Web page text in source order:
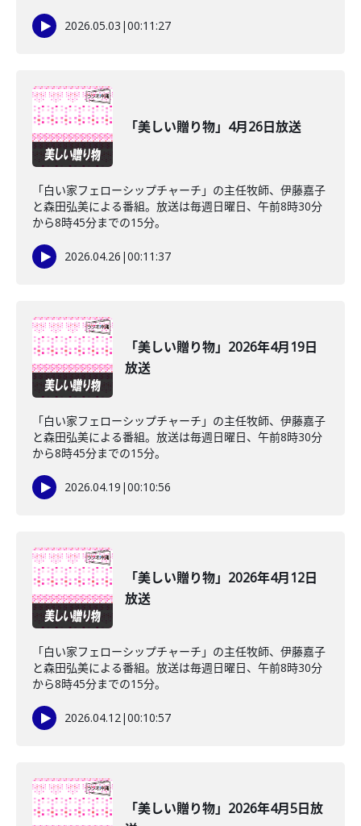
2026.05.03 |00:11:27
「美しい贈り物」4月26日放送
「白い家フェローシップチャーチ」の主任牧師、伊藤嘉子
と森田弘美による番組。放送は毎週日曜日、午前8時30分
から8時45分までの15分。
2026.04.26 |00:11:37
「美しい贈り物」2026年4月19日
放送
「白い家フェローシップチャーチ」の主任牧師、伊藤嘉子
と森田弘美による番組。放送は毎週日曜日、午前8時30分
から8時45分までの15分。
2026.04.19 |00:10:56
「美しい贈り物」2026年4月12日
放送
「白い家フェローシップチャーチ」の主任牧師、伊藤嘉子
と森田弘美による番組。放送は毎週日曜日、午前8時30分
から8時45分までの15分。
2026.04.12|00:10:57
「美しい贈り物」2026年4月5日放